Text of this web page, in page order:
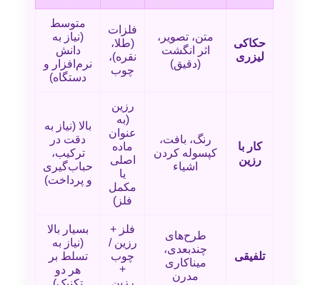
حکاکی
لیزری
متن، تصویر،
اثر انگشت
(دقیق)
فلزات
(طلا،
نقره)،
چوب
متوسط
(نیاز به
دانش
نرم‌افزار و
دستگاه)
کار با
رزین
رنگ، بافت،
کپسوله کردن
اشیاء
رزین
(به
عنوان
ماده
اصلی
یا
مکمل
فلز)
بالا (نیاز به
دقت در
ترکیب،
حباب‌گیری
و پرداخت)
تلفیقی
طرح‌های
چندبعدی،
میناکاری
مدرن
فلز +
رزین /
چوب
+
رزین
بسیار بالا
(نیاز به
تسلط بر
هر دو